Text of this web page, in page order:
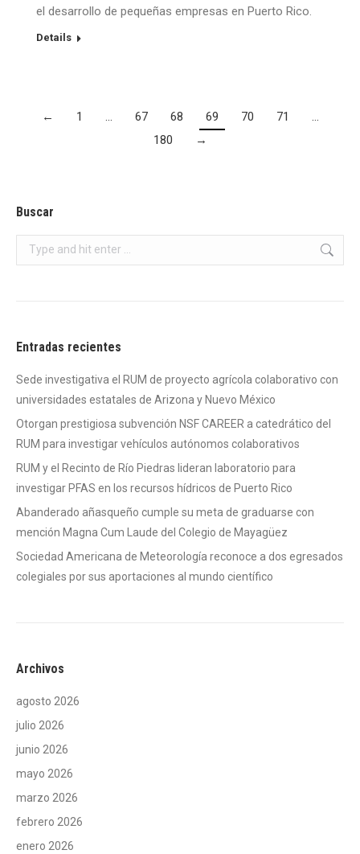
el desarrollo de pequeñas empresas en Puerto Rico.
Details
← 1 … 67 68 69 70 71
…
180
→
Buscar
Search:
Entradas recientes
Sede investigativa el RUM de proyecto agrícola colaborativo con
universidades estatales de Arizona y Nuevo México
Otorgan prestigiosa subvención NSF CAREER a catedrático del
RUM para investigar vehículos autónomos colaborativos
RUM y el Recinto de Río Piedras lideran laboratorio para
investigar PFAS en los recursos hídricos de Puerto Rico
Abanderado añasqueño cumple su meta de graduarse con
mención Magna Cum Laude del Colegio de Mayagüez
Sociedad Americana de Meteorología reconoce a dos egresados
colegiales por sus aportaciones al mundo científico
Archivos
agosto 2026
julio 2026
junio 2026
mayo 2026
marzo 2026
febrero 2026
enero 2026